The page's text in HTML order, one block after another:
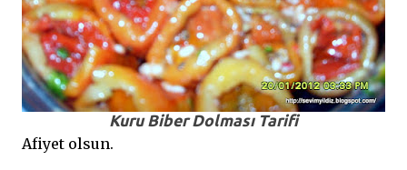
Kuru Biber Dolması Tarifi
Afiyet olsun.